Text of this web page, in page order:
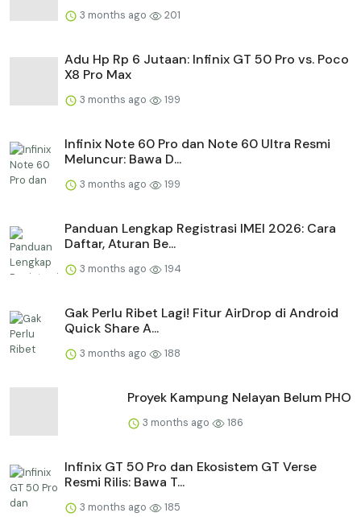
3 months ago 201
Adu Hp Rp 6 Jutaan: Infinix GT 50 Pro vs. Poco
X8 Pro Max
3 months ago 199
Infinix Note 60 Pro dan Note 60 Ultra Resmi
Meluncur: Bawa D...
3 months ago 199
Panduan Lengkap Registrasi IMEI 2026: Cara
Daftar, Aturan Be...
3 months ago 194
Gak Perlu Ribet Lagi! Fitur AirDrop di Android
Quick Share A...
3 months ago 188
Proyek Kampung Nelayan Belum PHO
3 months ago 186
Infinix GT 50 Pro dan Ekosistem GT Verse
Resmi Rilis: Bawa T...
3 months ago 185